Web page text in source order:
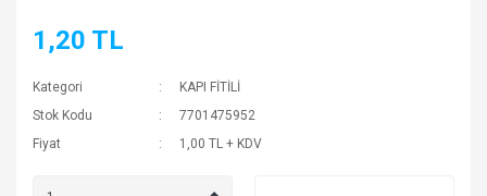
1,20 TL
Kategori
KAPI FİTİLİ
Stok Kodu
7701475952
Fiyat
1,00 TL + KDV